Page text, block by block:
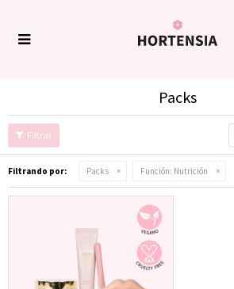

Packs
Filtrando por: Packs Función: Nutrición